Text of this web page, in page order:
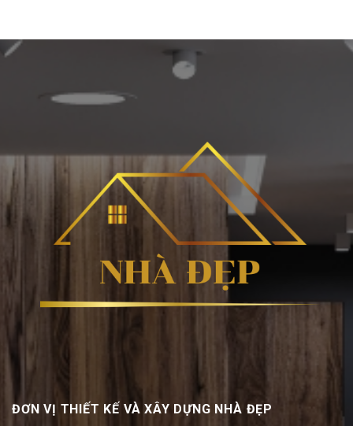
ĐƠN VỊ THIẾT KẾ VÀ XÂY DỰNG NHÀ ĐẸP